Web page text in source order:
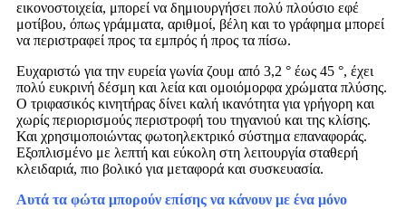
εικονοστοιχεία, μπορεί να δημιουργήσει πολύ πλούσιο εφέ
μοτίβου, όπως γράμματα, αριθμοί, βέλη και το γράφημα μπορεί
να περιστραφεί προς τα εμπρός ή προς τα πίσω.
Ευχαριστώ για την ευρεία γωνία ζουμ από 3,2 ° έως 45 °, έχει
πολύ ευκρινή δέσμη και λεία και ομοιόμορφα χρώματα πλύσης.
Ο τριφασικός κινητήρας δίνει καλή ικανότητα για γρήγορη και
χωρίς περιορισμούς περιστροφή του τηγανιού και της κλίσης.
Και χρησιμοποιώντας φωτοηλεκτρικό σύστημα επαναφοράς.
Εξοπλισμένο με λεπτή και εύκολη στη λειτουργία σταθερή
κλειδαριά, πιο βολικό για μεταφορά και συσκευασία.
Αυτά τα φώτα μπορούν επίσης να κάνουν με ένα μόνο